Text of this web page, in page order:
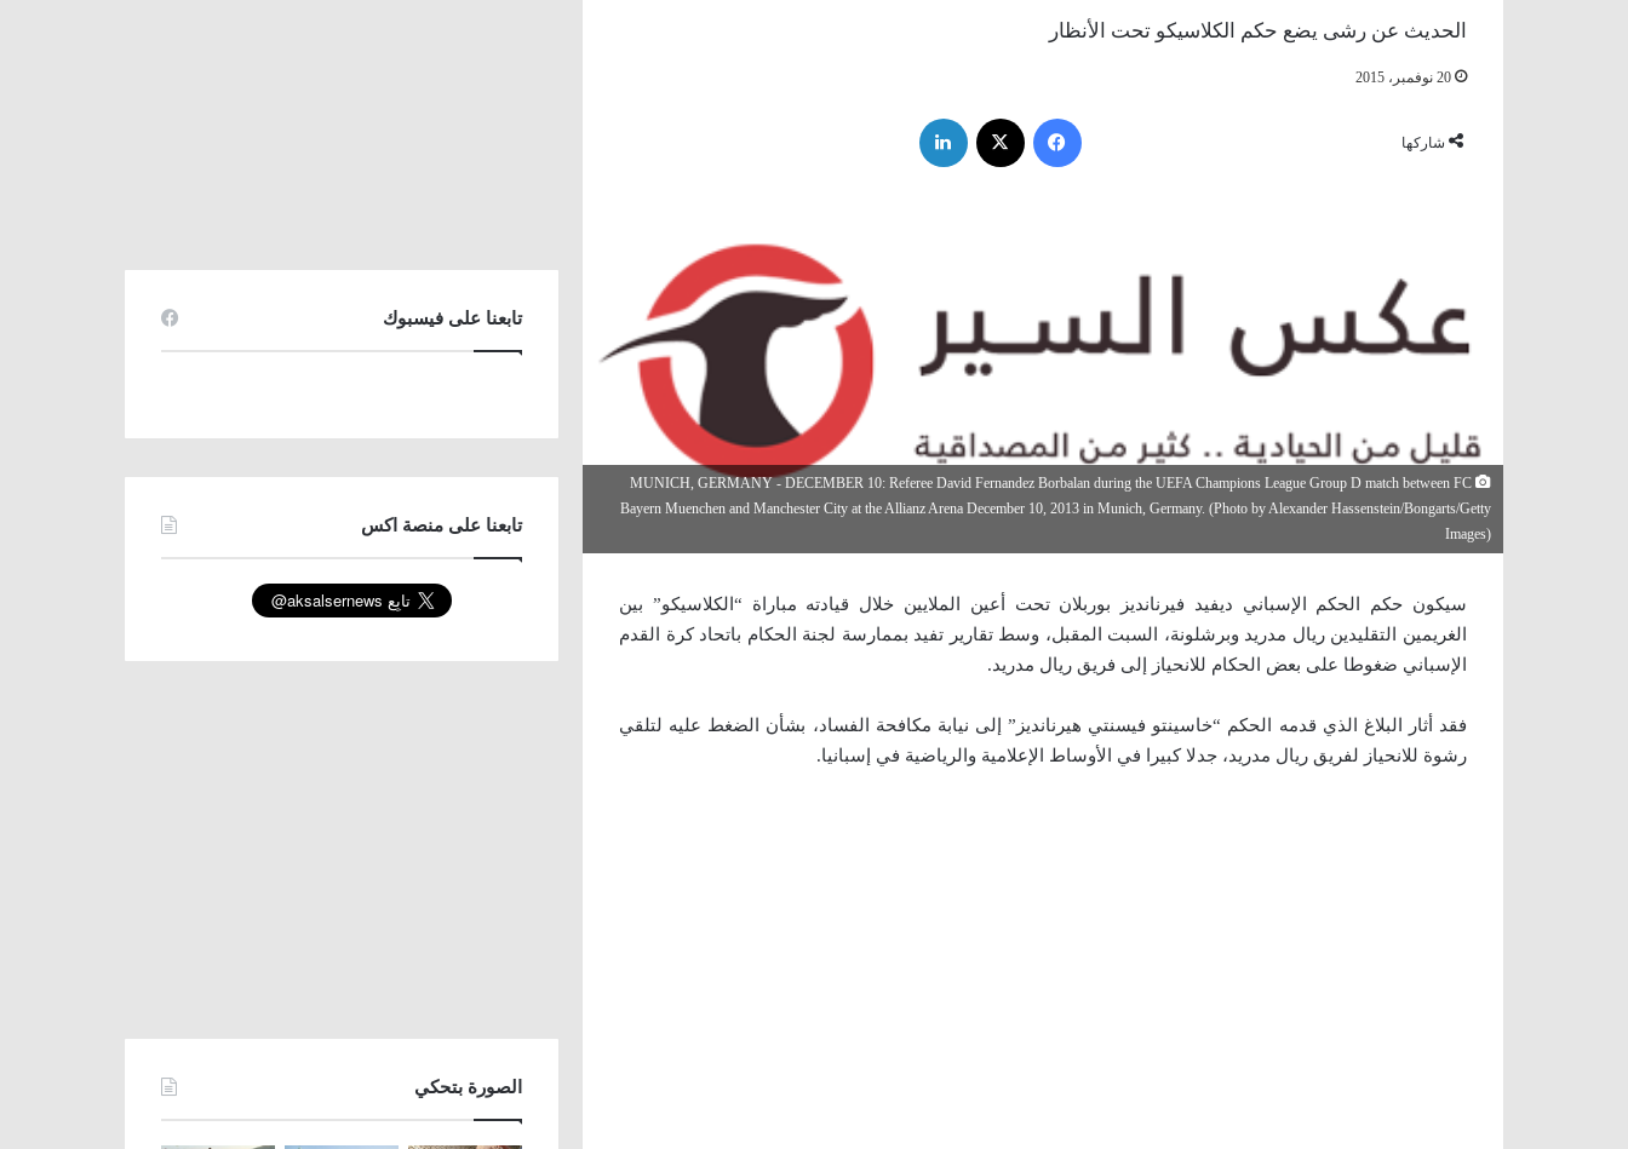
الحديث عن رشى يضع حكم الكلاسيكو تحت الأنظار
20 نوفمبر، 2015
شاركها
فيسبوك
MUNICH, GERMANY - DECEMBER 10: Referee David Fernandez Borbalan during the UEFA Champions League Group D match between FC
Bayern Muenchen and Manchester City at the Allianz Arena December 10, 2013 in Munich, Germany. (Photo by Alexander Hassenstein/Bongarts/Getty
Images)
سيكون حكم الحكم الإسباني ديفيد فيرنانديز بوربلان تحت أعين الملايين خلال قيادته مباراة “الكلاسيكو” بين
الغريمين التقليدين ريال مدريد وبرشلونة، السبت المقبل، وسط تقارير تفيد بممارسة لجنة الحكام باتحاد كرة القدم
الإسباني ضغوطا على بعض الحكام للانحياز إلى فريق ريال مدريد.
فقد أثار البلاغ الذي قدمه الحكم “خاسينتو فيسنتي هيرنانديز” إلى نيابة مكافحة الفساد، بشأن الضغط عليه لتلقي
رشوة للانحياز لفريق ريال مدريد، جدلا كبيرا في الأوساط الإعلامية والرياضية في إسبانيا.
تابعنا على فيسبوك
تابعنا على منصة اكس
الصورة بتحكي